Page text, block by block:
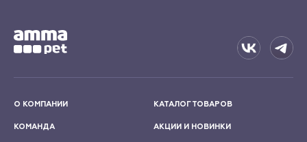
О КОМПАНИИ
КОМАНДА
КАТАЛОГ ТОВАРОВ
АКЦИИ И НОВИНКИ